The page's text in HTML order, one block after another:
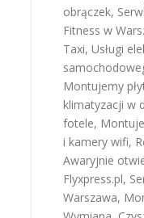
obrączek,
Fitness w
Taxi, Usługi
Montujemy
klimatyzacji w
fotele,
i kamery wifi,
Awaryjnie
Flyxpress.pl,
Warszawa,